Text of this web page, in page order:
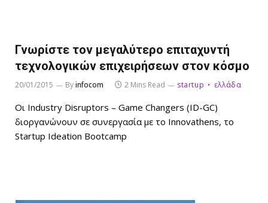
Γνωρίστε τον μεγαλύτερο επιταχυντή
τεχνολογικών επιχειρήσεων στον κόσμο
20/01/2015 Byinfocom 2 Mins Read startup ελλάδα
Οι Industry Disruptors – Game Changers (ID-GC)
διοργανώνουν σε συνεργασία με το Innovathens, το
Startup Ideation Bootcamp